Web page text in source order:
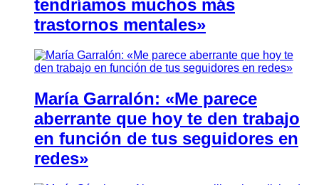
tendríamos muchos más
trastornos mentales»
María Garralón: «Me parece
aberrante que hoy te den trabajo
en función de tus seguidores en
redes»